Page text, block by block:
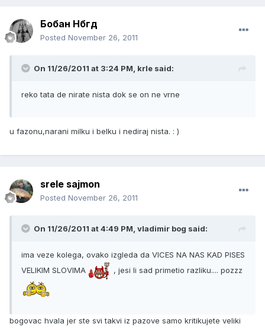
Бобан Нбгд
Posted November 26, 2011
On 11/26/2011 at 3:24 PM, krle said:
reko tata de nirate nista dok se on ne vrne
u fazonu,narani milku i belku i nediraj nista. : )
srele sajmon
Posted November 26, 2011
On 11/26/2011 at 4:49 PM, vladimir bog said:
ima veze kolega, ovako izgleda da VICES NA NAS KAD PISES
VELIKIM SLOVIMA
, jesi li sad primetio razliku.... pozzz
bogovac hvala jer ste svi takvi iz pazove samo kritikujete veliki